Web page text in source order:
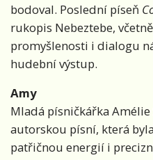
bodoval. Poslední píseň
rukopis Nebeztebe,
promyšlenosti i dialogu
hudební výstup.
Amy
Mladá písničkářka
autorskou písní, která
patřičnou energií i